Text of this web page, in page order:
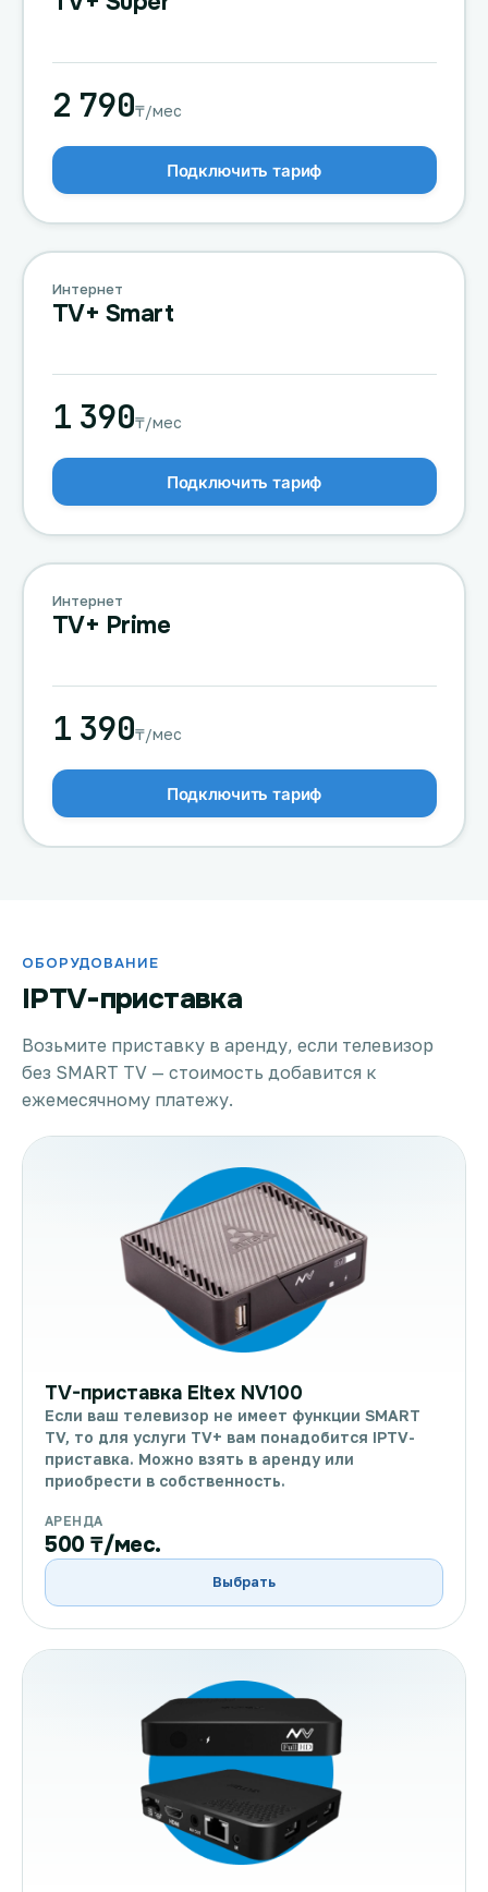
2 790₸/мес
Подключить тариф
Интернет
TV+ Smart
1 390₸/мес
Подключить тариф
Интернет
TV+ Prime
1 390₸/мес
Подключить тариф
ОБОРУДОВАНИЕ
IPTV-приставка
Возьмите приставку в аренду, если телевизор
без SMART TV — стоимость добавится к
ежемесячному платежу.
TV-приставка Eltex NV100
Если ваш телевизор не имеет функции SMART
TV, то для услуги TV+ вам понадобится IPTV-
приставка. Можно взять в аренду или
приобрести в собственность.
АРЕНДА
500 ₸/мес.
Выбрать